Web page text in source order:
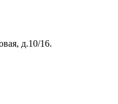
д.10/16.